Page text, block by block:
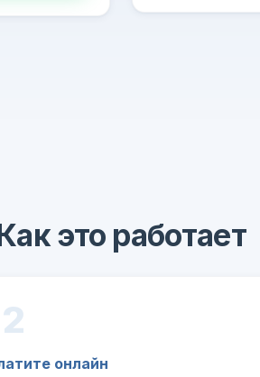
это работает
онлайн